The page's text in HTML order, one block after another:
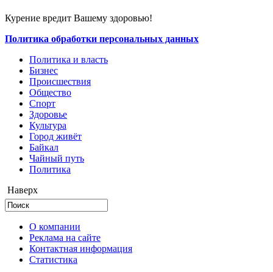
Курение вредит Вашему здоровью!
Политика обработки персональных данных
Политика и власть
Бизнес
Происшествия
Общество
Cпорт
Здоровье
Культура
Город живёт
Байкал
Чайный путь
Политика
Наверх
О компании
Реклама на сайте
Контактная информация
Статистика